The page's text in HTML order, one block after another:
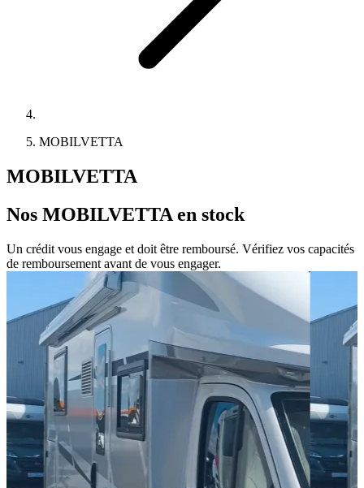
MOBILVETTA
MOBILVETTA
Nos MOBILVETTA en stock
Un crédit vous engage et doit être remboursé. Vérifiez vos capacités
de remboursement avant de vous engager.